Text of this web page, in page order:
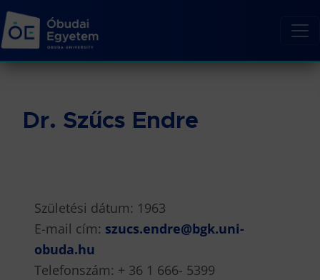
Dr. Szűcs Endre
Születési dátum: 1963
E-mail cím: szucs.endre@bgk.uni-
obuda.hu
Telefonszám: + 36 1 666- 5399